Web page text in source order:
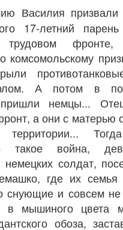
Василия
17-летний
комсомольскому
А потом в
пришли немцы...
а они с матерью
территории...
такое война,
солдат,
где их
снующие и совсем
в мышиного цвета
обоза,